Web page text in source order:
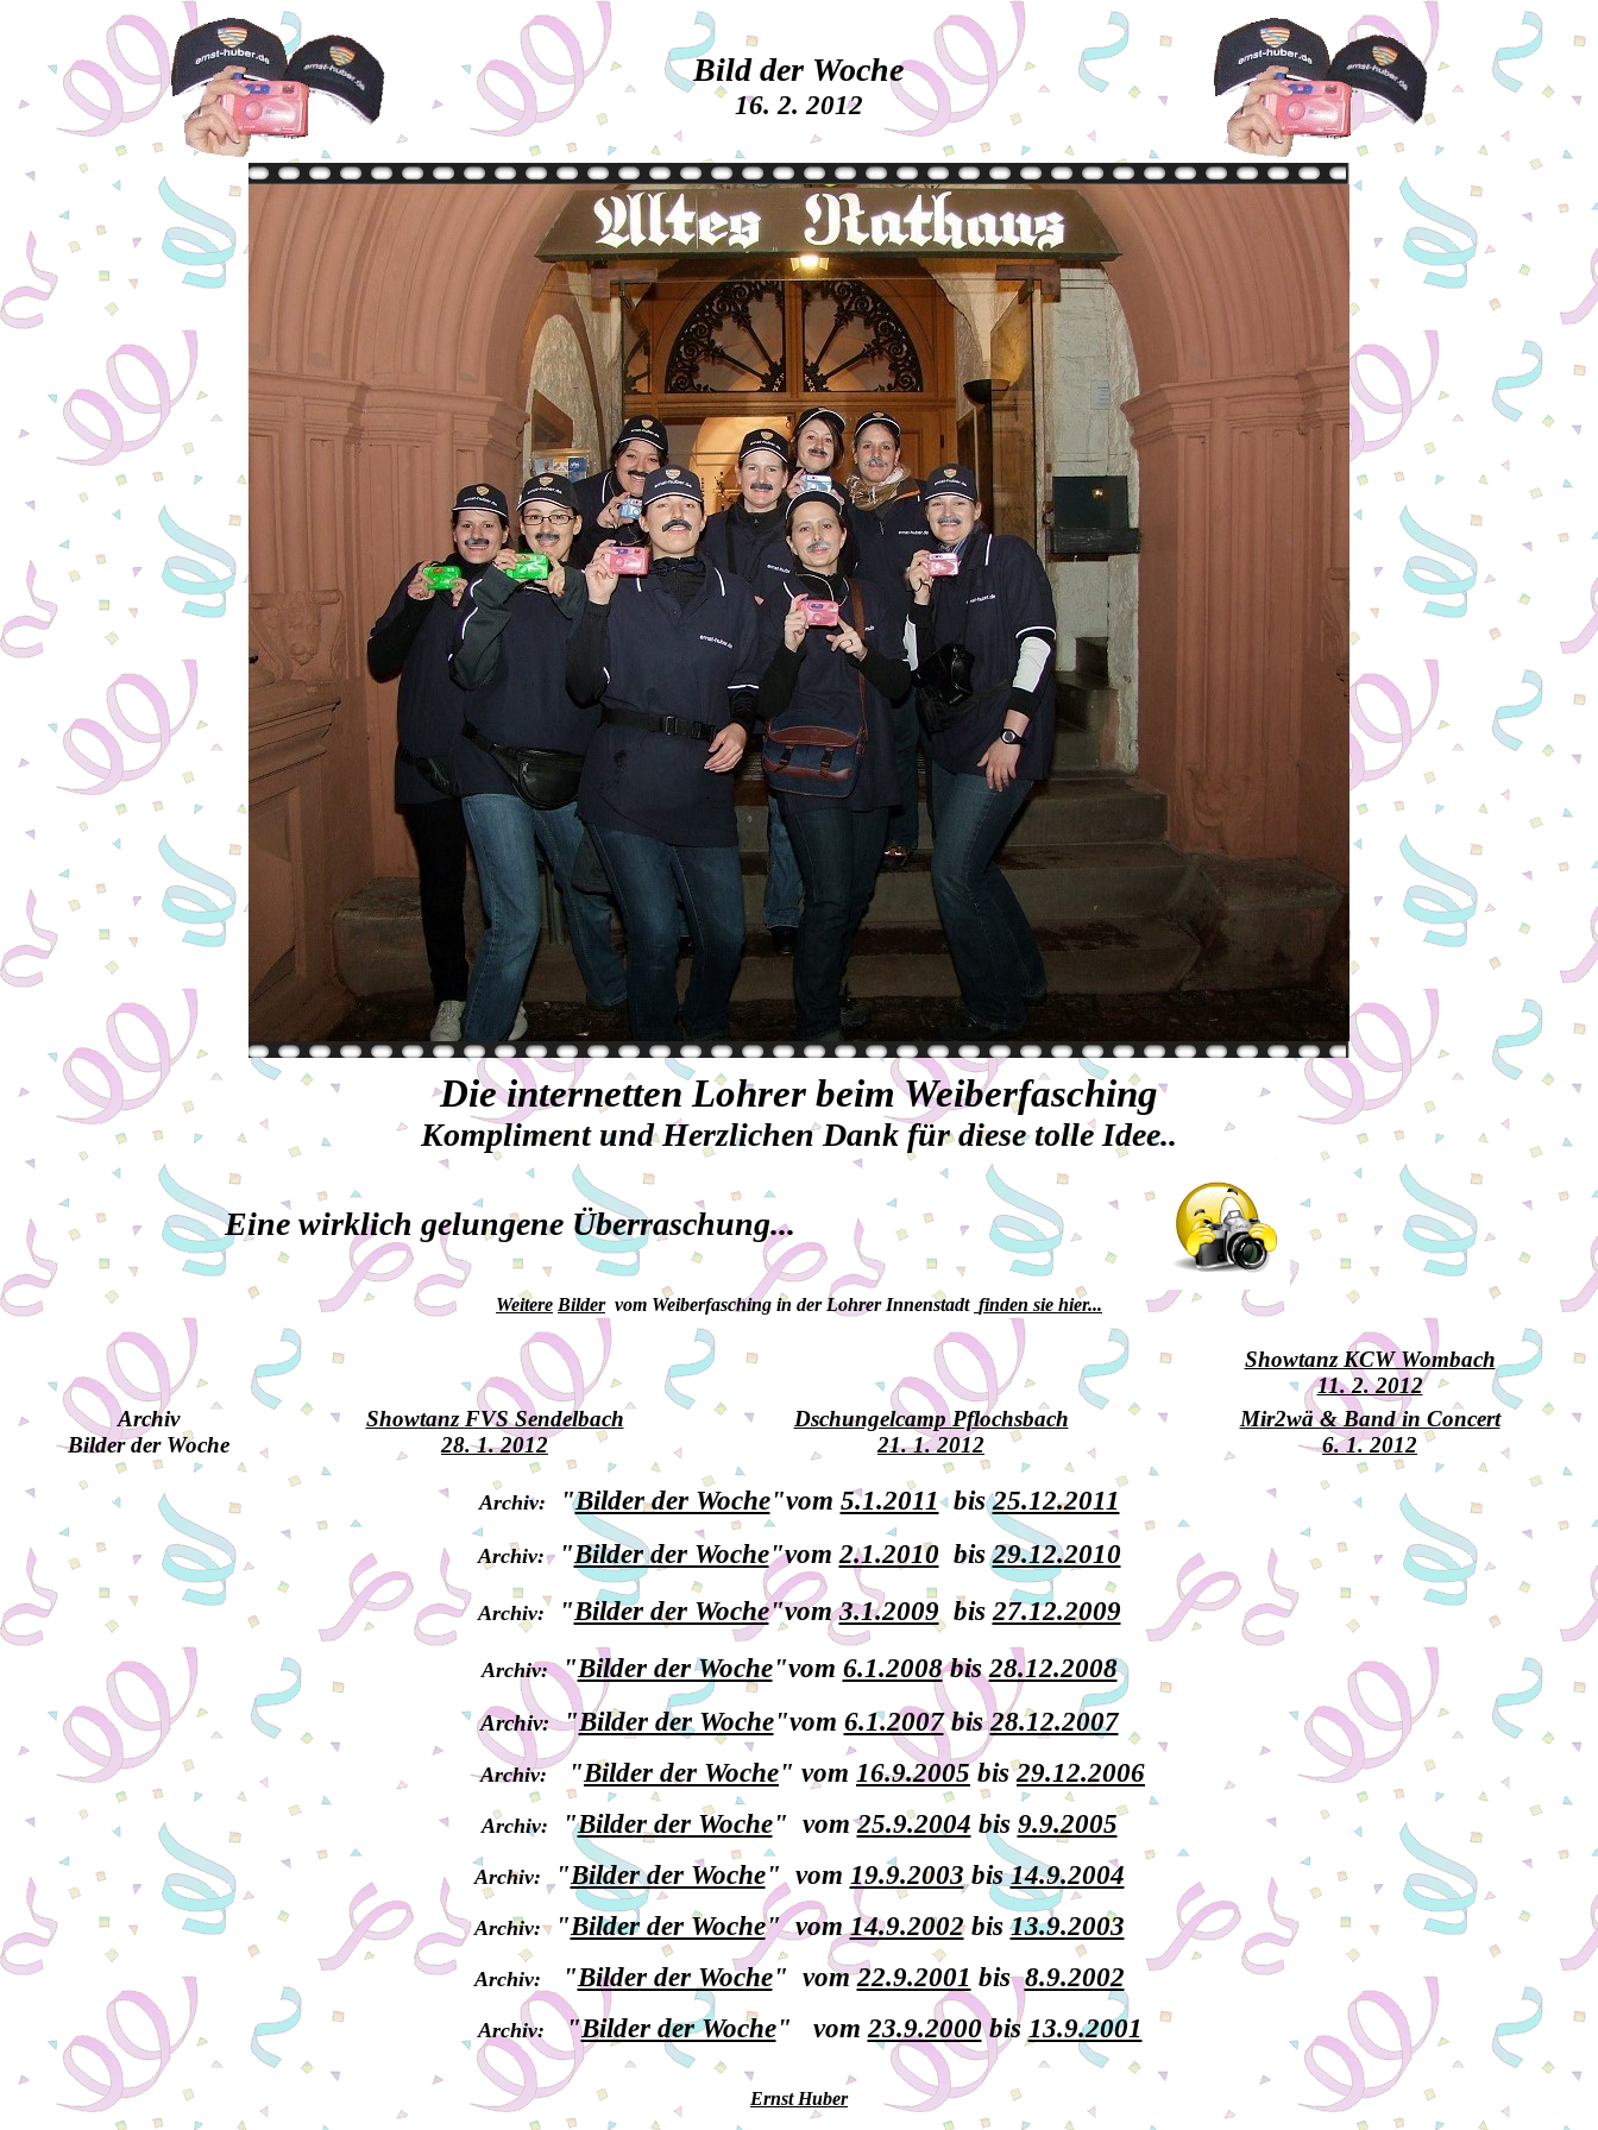
Bild der Woche
16. 2. 2012
Die internetten Lohrer beim Weiberfasching
Kompliment und Herzlichen Dank für diese tolle Idee..
Eine wirklich gelungene Überraschung...
Weitere Bildervom Weiberfasching in der Lohrer Innenstadt finden sie hier...
Showtanz KCW Wombach
11. 2. 2012
Archiv
Bilder der Woche
Showtanz FVS Sendelbach
28. 1. 2012
Dschungelcamp Pflochsbach
21. 1. 2012
Mir2wä & Band in Concert
6. 1. 2012
Archiv: "Bilder der Woche"vom 5.1.2011 bis 25.12.2011
Archiv:"Bilder der Woche"vom 2.1.2010 bis 29.12.2010
Archiv:"Bilder der Woche"vom 3.1.2009 bis 27.12.2009
Archiv:"Bilder der Woche"vom 6.1.2008 bis 28.12.2008
Archiv:"Bilder der Woche"vom 6.1.2007 bis 28.12.2007
Archiv: "Bilder der Woche" vom 16.9.2005 bis 29.12.2006
Archiv: "Bilder der Woche" vom 25.9.2004 bis 9.9.2005
Archiv: "Bilder der Woche" vom 19.9.2003 bis 14.9.2004
Archiv: "Bilder der Woche" vom 14.9.2002 bis 13.9.2003
Archiv: "Bilder der Woche" vom 22.9.2001 bis 8.9.2002
Archiv: "Bilder der Woche" vom 23.9.2000 bis 13.9.2001
Ernst Huber